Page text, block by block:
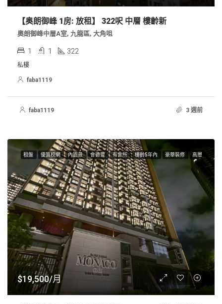
【奥朗御峰 1房: 放租】 322呎 中層 樓齡新
奧朗御峰中層A室, 九龍區, 大角咀
1 1 322
私樓
faba1119
faba1119 3 週前
租盤 優質校網 內園景 會德豐 有會所 樓齡5年內 豪華裝修 高層
$19,500/月